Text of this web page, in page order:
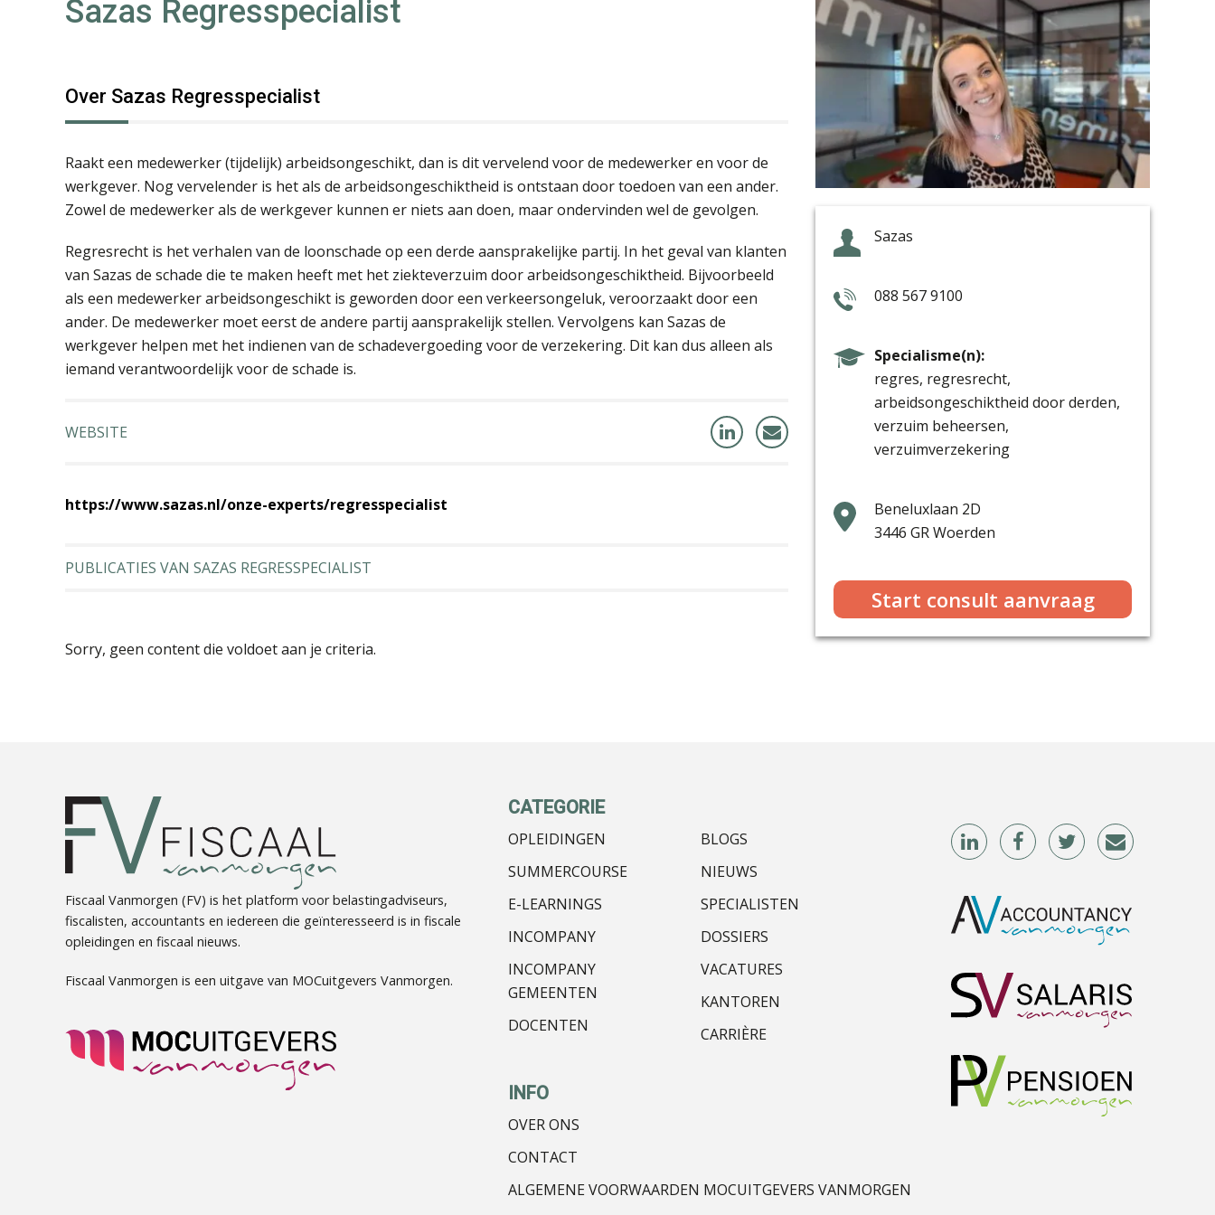
Sazas Regresspecialist
Over Sazas Regresspecialist
Raakt een medewerker (tijdelijk) arbeidsongeschikt, dan is dit vervelend voor de medewerker en voor de
werkgever. Nog vervelender is het als de arbeidsongeschiktheid is ontstaan door toedoen van een ander.
Zowel de medewerker als de werkgever kunnen er niets aan doen, maar ondervinden wel de gevolgen.
Regresrecht is het verhalen van de loonschade op een derde aansprakelijke partij. In het geval van klanten
van Sazas de schade die te maken heeft met het ziekteverzuim door arbeidsongeschiktheid. Bijvoorbeeld
als een medewerker arbeidsongeschikt is geworden door een verkeersongeluk, veroorzaakt door een
ander. De medewerker moet eerst de andere partij aansprakelijk stellen. Vervolgens kan Sazas de
werkgever helpen met het indienen van de schadevergoeding voor de verzekering. Dit kan dus alleen als
iemand verantwoordelijk voor de schade is.
WEBSITE
https://www.sazas.nl/onze-experts/regresspecialist
PUBLICATIES VAN SAZAS REGRESSPECIALIST
Sorry, geen content die voldoet aan je criteria.
Sazas
088 567 9100
regres, regresrecht,
arbeidsongeschiktheid door derden,
verzuim beheersen,
verzuimverzekering
Beneluxlaan 2D
3446 GRWoerden
Start consult aanvraag
Fiscaal Vanmorgen (FV) is het platform voor belastingadviseurs,
fiscalisten, accountants en iedereen die geïnteresseerd is in fiscale
opleidingen en fiscaal nieuws.
Fiscaal Vanmorgen is een uitgave van MOCuitgevers Vanmorgen.
CATEGORIE
OPLEIDINGEN
SUMMERCOURSE
E-LEARNINGS
INCOMPANY
INCOMPANY
GEMEENTEN
DOCENTEN
BLOGS
NIEUWS
SPECIALISTEN
DOSSIERS
VACATURES
KANTOREN
CARRIÈRE
INFO
OVER ONS
CONTACT
ALGEMENE VOORWAARDEN MOCUITGEVERS VANMORGEN